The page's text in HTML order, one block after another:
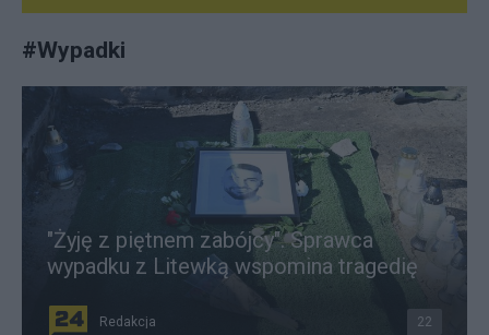
#Wypadki
"Żyję z piętnem zabójcy". Sprawca
wypadku z Litewką wspomina tragedię
Redakcja 22